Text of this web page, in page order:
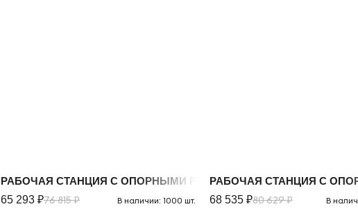
РАБОЧАЯ СТАНЦИЯ С ОПОРНЫМИ РАСПАШ. ШКАФАМИ С
65 293 ₽76 815 ₽ В наличии: 1000 шт.
РАБОЧАЯ СТАНЦИЯ С
68 535 ₽80 629 ₽ В